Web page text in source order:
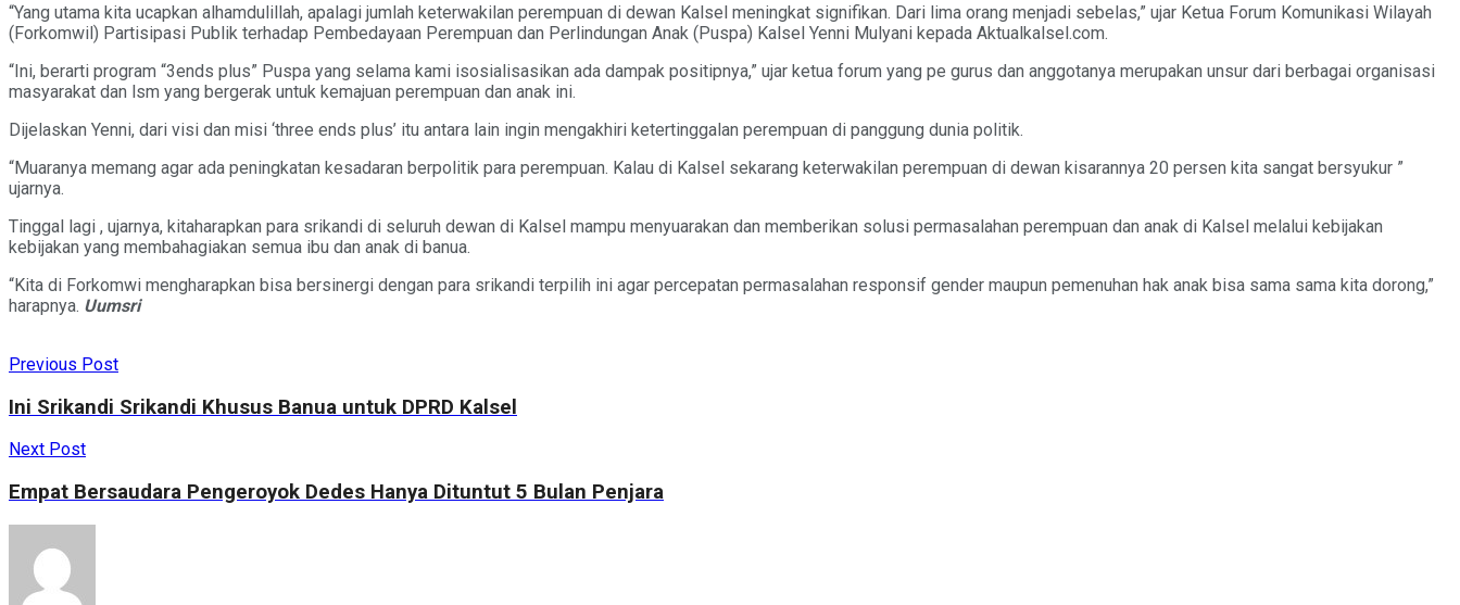
“Yang utama kita ucapkan alhamdulillah, apalagi jumlah keterwakilan perempuan di dewan Kalsel meningkat signifikan. Dari lima orang menjadi sebelas,” ujar Ketua Forum Komunikasi Wilayah
(Forkomwil) Partisipasi Publik terhadap Pembedayaan Perempuan dan Perlindungan Anak (Puspa) Kalsel Yenni Mulyani kepada Aktualkalsel.com.
“Ini, berarti program “3ends plus” Puspa yang selama kami isosialisasikan ada dampak positipnya,” ujar ketua forum yang pe gurus dan anggotanya merupakan unsur dari berbagai organisasi
masyarakat dan lsm yang bergerak untuk kemajuan perempuan dan anak ini.
Dijelaskan Yenni, dari visi dan misi ‘three ends plus’ itu antara lain ingin mengakhiri ketertinggalan perempuan di panggung dunia politik.
“Muaranya memang agar ada peningkatan kesadaran berpolitik para perempuan. Kalau di Kalsel sekarang keterwakilan perempuan di dewan kisarannya 20 persen kita sangat bersyukur ”
ujarnya.
Tinggal lagi , ujarnya, kitaharapkan para srikandi di seluruh dewan di Kalsel mampu menyuarakan dan memberikan solusi permasalahan perempuan dan anak di Kalsel melalui kebijakan
kebijakan yang membahagiakan semua ibu dan anak di banua.
“Kita di Forkomwi mengharapkan bisa bersinergi dengan para srikandi terpilih ini agar percepatan permasalahan responsif gender maupun pemenuhan hak anak bisa sama sama kita dorong,”
harapnya. Uumsri
Previous Post
Ini Srikandi Srikandi Khusus Banua untuk DPRD Kalsel
Next Post
Empat Bersaudara Pengeroyok Dedes Hanya Dituntut 5 Bulan Penjara